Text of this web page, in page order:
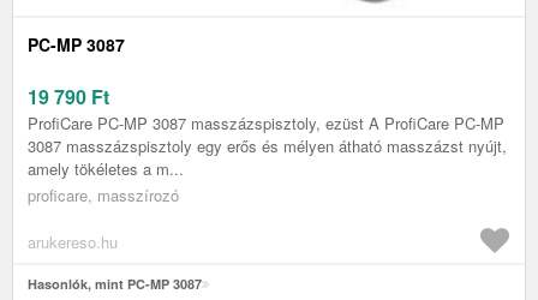
PC-MP 3087
19 790 Ft
ProfiCare PC-MP 3087 masszázspisztoly, ezüst A ProfiCare PC-MP
3087 masszázspisztoly egy erős és mélyen átható masszázst nyújt,
amely tökéletes a m...
proficare, masszírozó
arukereso.hu
Hasonlók, mint PC-MP 3087